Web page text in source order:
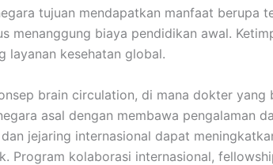
tujuan mendapatkan manfaat berupa
menanggung biaya pendidikan awal.
layanan kesehatan global.
brain circulation, di mana dokter yang
asal dengan membawa pengalaman
jejaring internasional dapat
Program kolaborasi internasional,